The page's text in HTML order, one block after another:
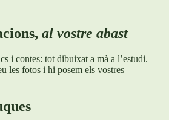
al vostre abast
i contes: tot dibuixat a mà a l’estudi.
les fotos i hi posem els vostres